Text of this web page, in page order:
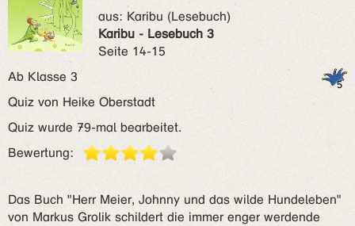
aus: Karibu (Lesebuch)
Karibu - Lesebuch 3
Seite 14-15
Ab Klasse 3
Quiz von Heike Oberstadt
Quiz wurde 79-mal bearbeitet.
Bewertung:
Das Buch "Herr Meier, Johnny und das wilde Hundeleben"
von Markus Grolik schildert die immer enger werdende